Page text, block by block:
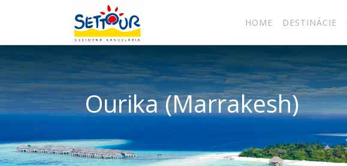
HOME DESTINÁCIE
Ourika (Marrakesh)